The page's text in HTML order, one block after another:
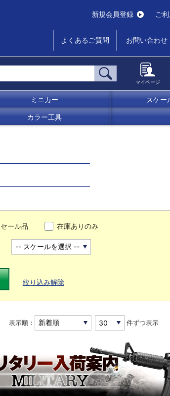
新規会員登録 ご
よくあるご質問 お問い合わせ
マイページ
ミニカー スケー
カラー工具
セール品 在庫ありのみ
絞り込み解除
表示順： 件ずつ表示